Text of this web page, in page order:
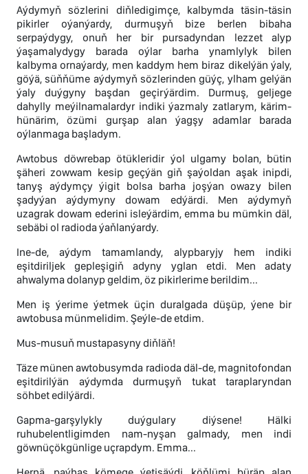
Aýdymyň sözlerini diňledigimçe, kalbymda täsin-täsin
pikirler oýanýardy, durmuşyň bize berlen bibaha
serpaýdygy, onuň her bir pursadyndan lezzet alyp
ýaşamalydygy barada oýlar barha ynamlylyk bilen
kalbyma ornaýardy, men kaddym hem biraz dikelýän ýaly,
göýä, süňňüme aýdymyň sözlerinden güýç, ylham gelýän
ýaly duýgyny başdan geçirýärdim. Durmuş, geljege
dahylly meýilnamalardyr indiki ýazmaly zatlarym, kärim-
hünärim, özümi gurşap alan ýagşy adamlar barada
oýlanmaga başladym.
Awtobus döwrebap ötükleridir ýol ulgamy bolan, bütin
şäheri zowwam kesip geçýän giň şaýoldan aşak inipdi,
tanyş aýdymçy ýigit bolsa barha joşýan owazy bilen
şadyýan aýdymyny dowam edýärdi. Men aýdymyň
uzagrak dowam ederini isleýärdim, emma bu mümkin däl,
sebäbi ol radioda ýaňlanýardy.
Ine-de, aýdym tamamlandy, alypbaryjy hem indiki
eşitdiriljek gepleşigiň adyny yglan etdi. Men adaty
ahwalyma dolanyp geldim, öz pikirlerime berildim...
Men iş ýerime ýetmek üçin duralgada düşüp, ýene bir
awtobusa münmelidim. Şeýle-de etdim.
Mus-musuň mustapasyny diňläň!
Täze münen awtobusymda radioda däl-de, magnitofondan
eşitdirilýän aýdymda durmuşyň tukat taraplaryndan
söhbet edilýärdi.
Gapma-garşylykly duýgulary diýsene! Hälki
ruhubelentligimden nam-nyşan galmady, men indi
göwnüçökgünlige uçrapdym. Emma...